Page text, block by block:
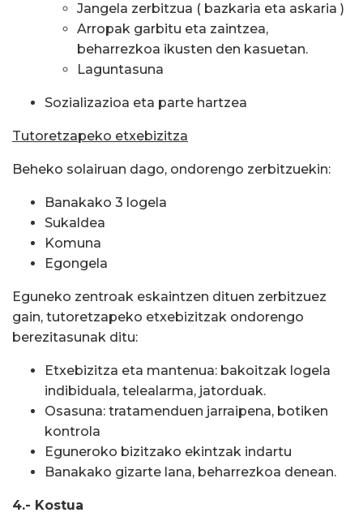
Jangela zerbitzua ( bazkaria eta askaria )
Arropak garbitu eta zaintzea,
beharrezkoa ikusten den kasuetan.
Laguntasuna
Sozializazioa eta parte hartzea
Tutoretzapeko etxebizitza
Beheko solairuan dago, ondorengo zerbitzuekin:
Banakako 3 logela
Sukaldea
Komuna
Egongela
Eguneko zentroak eskaintzen dituen zerbitzuez
gain, tutoretzapeko etxebizitzak ondorengo
berezitasunak ditu:
Etxebizitza eta mantenua: bakoitzak logela
indibiduala, telealarma, jatorduak.
Osasuna: tratamenduen jarraipena, botiken
kontrola
Eguneroko bizitzako ekintzak indartu
Banakako gizarte lana, beharrezkoa denean.
4.- Kostua